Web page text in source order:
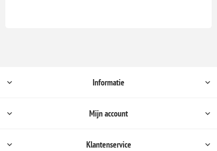
Informatie
Mijn account
Klantenservice